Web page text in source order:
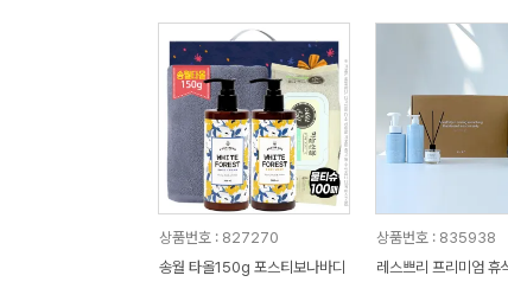
상품번호 : 827270
송월 타올150g 포스티보나바디
상품번호 : 835938
레스쁘리 프리미엄 휴